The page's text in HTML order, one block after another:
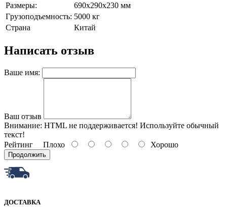
Paзмepы:
690х290х230 мм
Гpузoпoдъeмнocть: 5000 кг
Страна
Китай
Написать отзыв
Ваше имя:
Ваш отзыв
Внимание: HTML не поддерживается! Используйте обычный
текст!
Рейтинг Плохо Хорошо
Продолжить
ДОСТАВКА